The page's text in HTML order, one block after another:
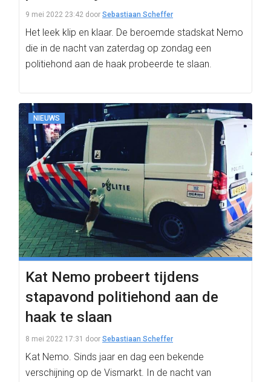
9 mei 2022 23:42 door Sebastiaan Scheffer
Het leek klip en klaar. De beroemde stadskat Nemo
die in de nacht van zaterdag op zondag een
politiehond aan de haak probeerde te slaan.
NIEUWS
Kat Nemo probeert tijdens
stapavond politiehond aan de
haak te slaan
8 mei 2022 17:31 door Sebastiaan Scheffer
Kat Nemo. Sinds jaar en dag een bekende
verschijning op de Vismarkt. In de nacht van